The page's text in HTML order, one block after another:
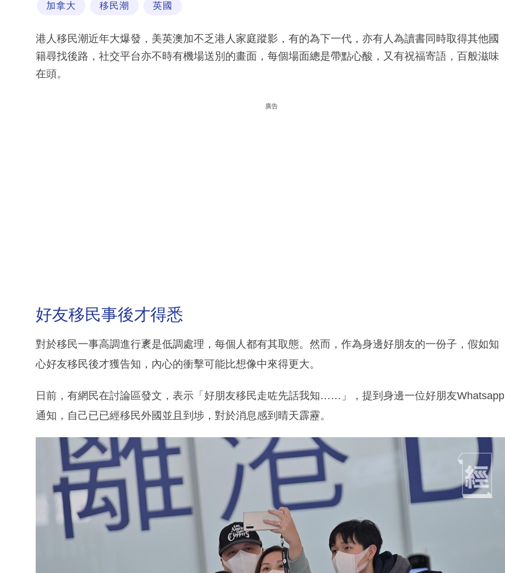
加拿大 移民潮 英國
港人移民潮近年大爆發，美英澳加不乏港人家庭蹤影，有的為下一代，亦有人為讀書同時取得其他國
籍尋找後路，社交平台亦不時有機場送別的畫面，每個場面總是帶點心酸，又有祝福寄語，百般滋味
在頭。
廣告
好友移民事後才得悉
對於移民一事高調進行袲是低調處理，每個人都有其取態。然而，作為身邊好朋友的一份子，假如知
心好友移民後才獲告知，內心的衝擊可能比想像中來得更大。
日前，有網民在討論區發文，表示「好朋友移民走咗先話我知……」，提到身邊一位好朋友Whatsapp
通知，自己已已經移民外國並且到埗，對於消息感到晴天霹靂。